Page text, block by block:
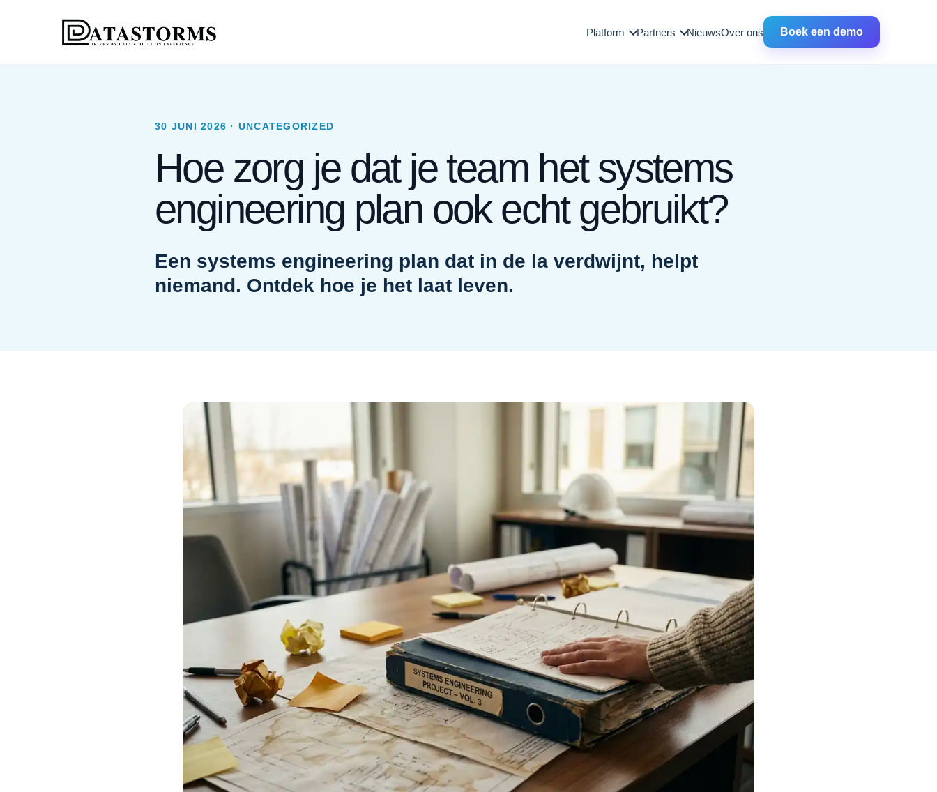
Platform Partners NieuwsOver ons Boek een demo
30 JUNI 2026 · UNCATEGORIZED
Hoe zorg je dat je team het systems
engineering plan ook echt gebruikt?
Een systems engineering plan dat in de la verdwijnt, helpt
niemand. Ontdek hoe je het laat leven.